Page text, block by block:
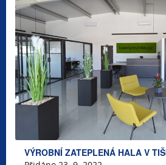
VÝROBNÍ ZATEPLENÁ HALA V